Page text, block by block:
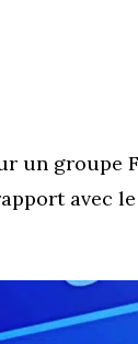
un groupe
avec